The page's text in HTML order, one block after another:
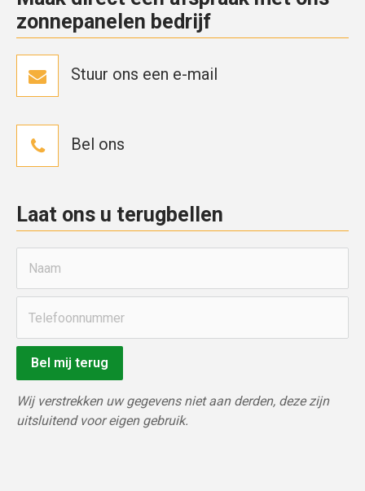
zonnepanelen bedrijf
Stuur ons een e-mail
Bel ons
Laat ons u terugbellen
Bel mij terug
Wij verstrekken uw gegevens niet aan derden, deze zijn
uitsluitend voor eigen gebruik.